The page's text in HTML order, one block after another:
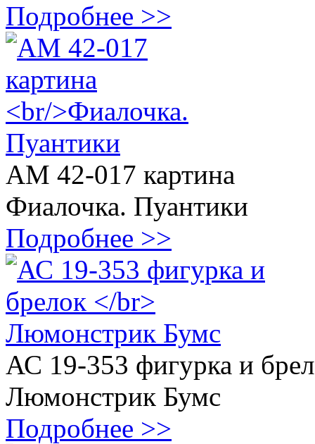
Подробнее >>
АМ 42-017 картина
Фиалочка. Пуантики
Подробнее >>
АС 19-353 фигурка и
Люмонстрик Бумс
Подробнее >>